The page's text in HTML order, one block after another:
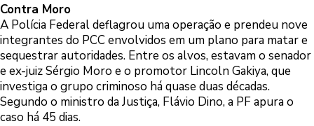
Contra Moro
A Polícia Federal deflagrou uma operação e prendeu nove
integrantes do PCC envolvidos em um plano para matar e
sequestrar autoridades. Entre os alvos, estavam o senador
e ex-juiz Sérgio Moro e o promotor Lincoln Gakiya, que
investiga o grupo criminoso há quase duas décadas.
Segundo o ministro da Justiça, Flávio Dino, a PF apura o
caso há 45 dias.